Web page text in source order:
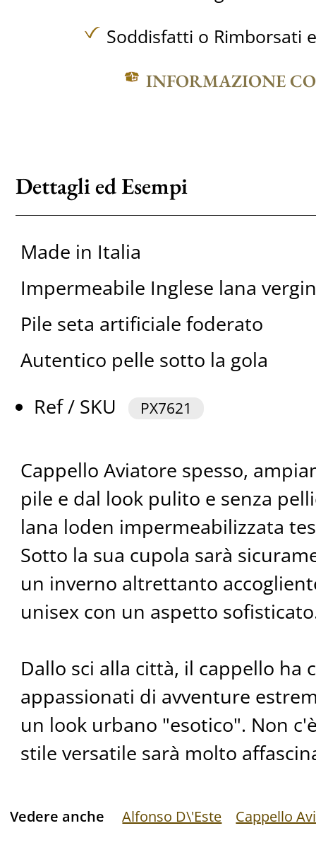
Soddisfatti o Rimborsati
INFORMAZIONE
Dettagli ed Esempi
Made in Italia
Impermeabile Inglese lana
Pile seta artificiale foderato
Autentico pelle sotto la gola
Ref / SKU
PX7621
Cappello Aviatore spesso,
pile e dal look pulito e senza
lana loden impermeabilizzata
Sotto la sua cupola sarà
un inverno altrettanto
unisex con un aspetto
Dallo sci alla città, il cappello ha
appassionati di avventure
un look urbano "esotico". Non
stile versatile sarà molto
Vedere anche Alfonso D\'Este Cappello